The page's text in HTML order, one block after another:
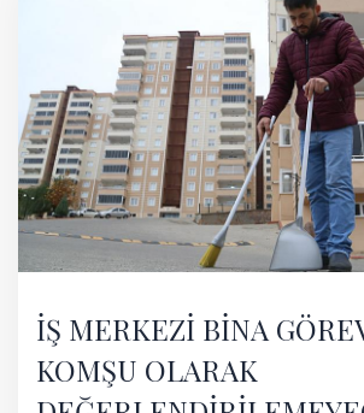
İŞ MERKEZİ BİNA
KOMŞU OLARAK